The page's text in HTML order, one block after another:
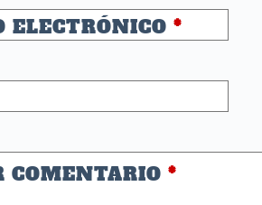
ELECTRÓNICO *
COMENTARIO *